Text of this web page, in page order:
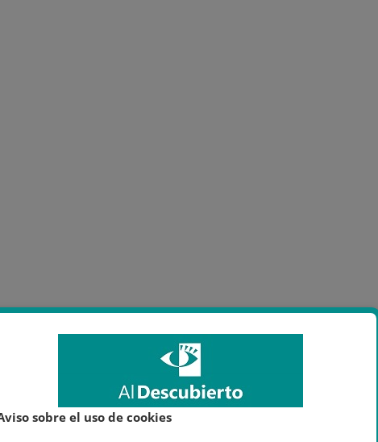
sobre el uso de cookies